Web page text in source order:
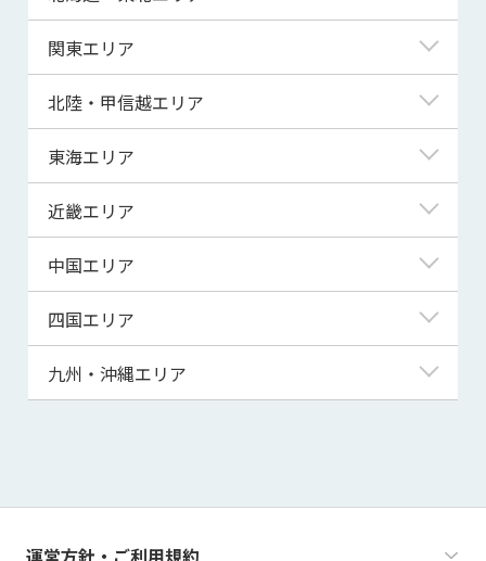
北海道
青森県
宮城県
秋田県
山形県
関東エリア
東京都
神奈川県
埼玉県
千葉県
茨城県
群馬県
北陸・甲信越エリア
新潟県
富山県
福井県
山梨県
長野県
東海エリア
岐阜県
静岡県
三重県
近畿エリア
滋賀県
京都府
大阪府
兵庫県
和歌山県
中国エリア
鳥取県
島根県
山口県
四国エリア
徳島県
高知県
九州・沖縄エリア
運営方針・ご利用規約